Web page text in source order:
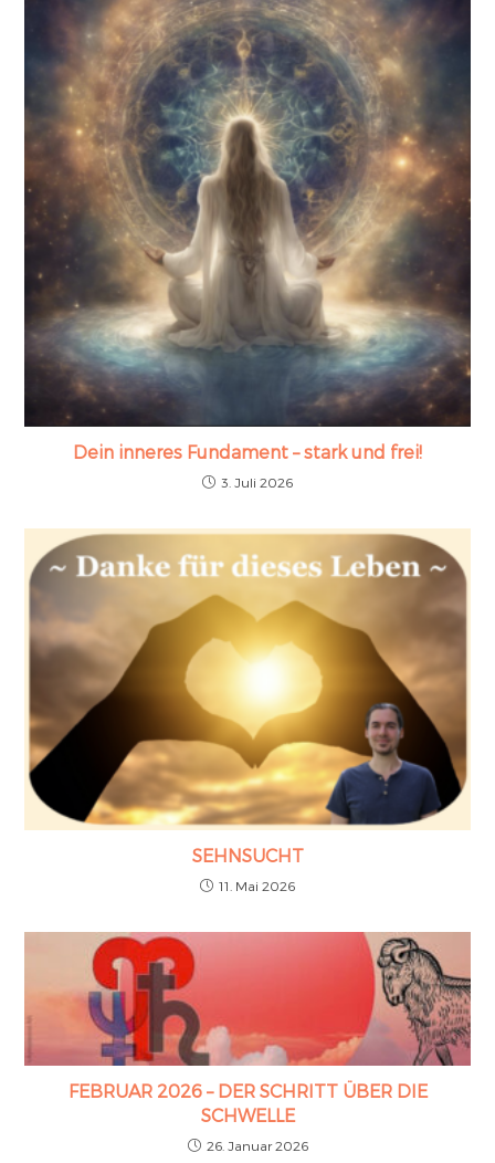
Dein inneres Fundament – stark und frei!
3. Juli 2026
SEHNSUCHT
11. Mai 2026
FEBRUAR 2026 – DER SCHRITT ÜBER DIE
SCHWELLE
26. Januar 2026